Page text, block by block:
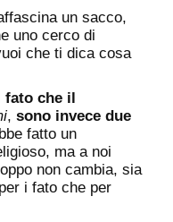
un sacco,
uno cerco di
che ti dica cosa
fato che il
, sono invece due
fatto un
ma a noi
non cambia, sia
i fato che per